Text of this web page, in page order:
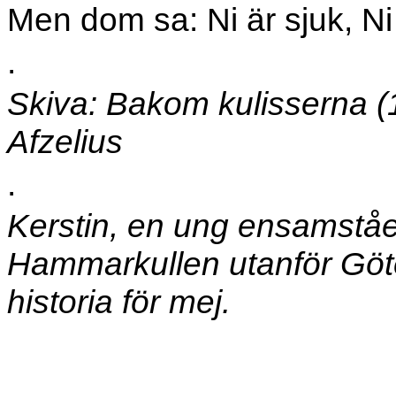
Men dom sa: Ni är sjuk,
.
Skiva: Bakom kulisserna
Afzelius
.
Kerstin, en ung
Hammarkullen utanför
historia för mej.